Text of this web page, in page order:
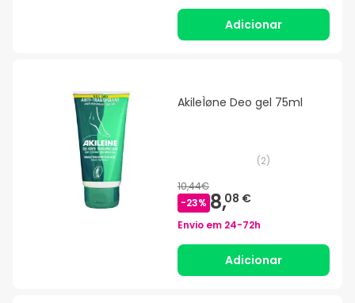
Adicionar
AkileÌøne Deo gel 75ml
(2)
10,44€
-23% 8,08 €
Envio em 24-72h
Adicionar